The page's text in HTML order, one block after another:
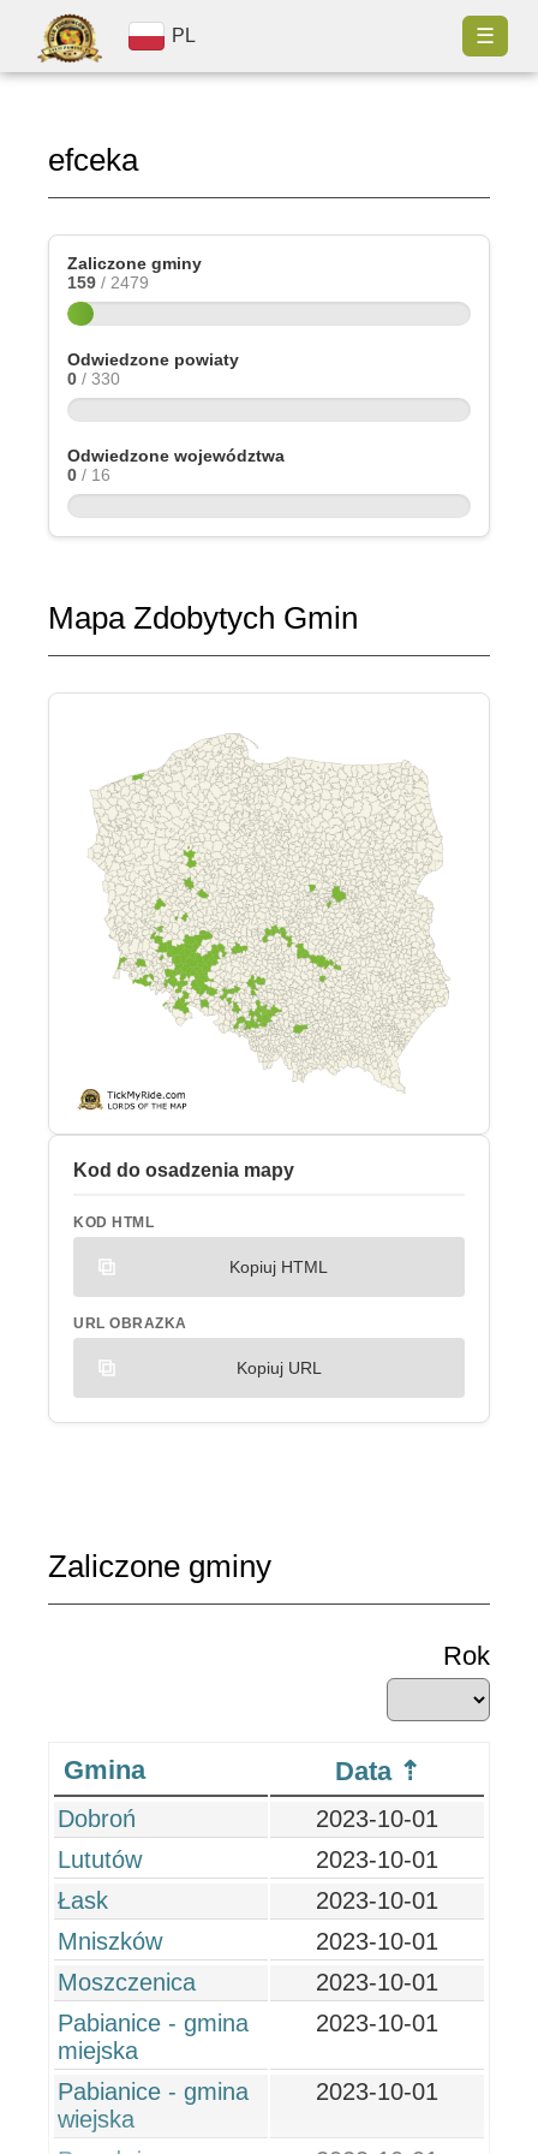
PL ☰
efceka
Zaliczone gminy
159 / 2479
Odwiedzone powiaty
0 / 330
Odwiedzone województwa
0 / 16
Mapa Zdobytych Gmin
Kod do osadzenia mapy
KOD HTML
Kopiuj HTML
URL OBRAZKA
Kopiuj URL
Zaliczone gminy
Rok
Gmina Data
Dobroń
2023-10-01
Lututów
2023-10-01
Łask
2023-10-01
Mniszków
2023-10-01
Moszczenica
2023-10-01
Pabianice - gmina
miejska
2023-10-01
Pabianice - gmina
wiejska
2023-10-01